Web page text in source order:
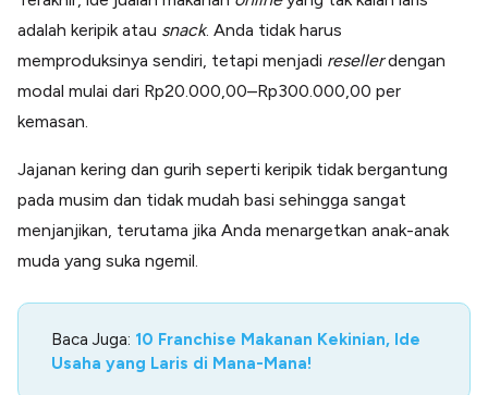
adalah keripik atau snack. Anda tidak harus
memproduksinya sendiri, tetapi menjadi resellerdengan
modal mulai dari Rp20.000,00–Rp300.000,00 per
kemasan.
Jajanan kering dan gurih seperti keripik tidak bergantung
pada musim dan tidak mudah basi sehingga sangat
menjanjikan, terutama jika Anda menargetkan anak-anak
muda yang suka ngemil.
Baca Juga: 10 Franchise Makanan Kekinian, Ide
Usaha yang Laris di Mana-Mana!